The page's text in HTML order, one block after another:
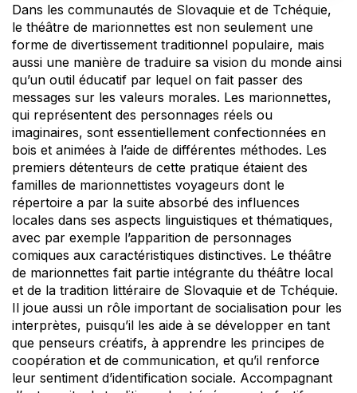
Dans les communautés de Slovaquie et de Tchéquie,
le théâtre de marionnettes est non seulement une
forme de divertissement traditionnel populaire, mais
aussi une manière de traduire sa vision du monde ainsi
qu’un outil éducatif par lequel on fait passer des
messages sur les valeurs morales. Les marionnettes,
qui représentent des personnages réels ou
imaginaires, sont essentiellement confectionnées en
bois et animées à l’aide de différentes méthodes. Les
premiers détenteurs de cette pratique étaient des
familles de marionnettistes voyageurs dont le
répertoire a par la suite absorbé des influences
locales dans ses aspects linguistiques et thématiques,
avec par exemple l’apparition de personnages
comiques aux caractéristiques distinctives. Le théâtre
de marionnettes fait partie intégrante du théâtre local
et de la tradition littéraire de Slovaquie et de Tchéquie.
Il joue aussi un rôle important de socialisation pour les
interprètes, puisqu’il les aide à se développer en tant
que penseurs créatifs, à apprendre les principes de
coopération et de communication, et qu’il renforce
leur sentiment d’identification sociale. Accompagnant